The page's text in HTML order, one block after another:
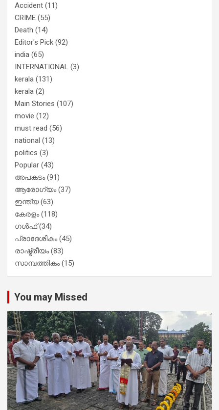
Accident (11)
CRIME (55)
Death (14)
Editor's Pick (92)
india (65)
INTERNATIONAL (3)
kerala (131)
kerala (2)
Main Stories (107)
movie (12)
must read (56)
national (13)
politics (3)
Popular (43)
അപകടം(91)
ആരോഗ്യം(37)
ഇന്ത്യ(63)
കേരളം(118)
ഗൾഫ്(34)
പ്രാദേശികം(45)
രാഷ്ട്രീയം(83)
സാമ്പത്തികം(15)
You may Missed